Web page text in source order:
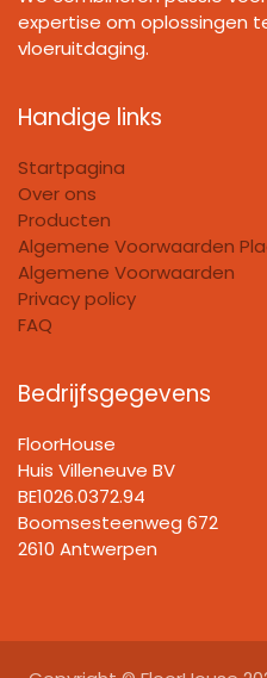
expertise om oplossingen
vloeruitdaging.
Handige links
Startpagina
Over ons
Producten
Algemene Voorwaarden
Algemene Voorwaarden
Privacy policy
FAQ
Bedrijfsgegevens
FloorHouse
Huis Villeneuve BV​
BE1026.0372.94
Boomsesteenweg 672
2610 Antwerpen